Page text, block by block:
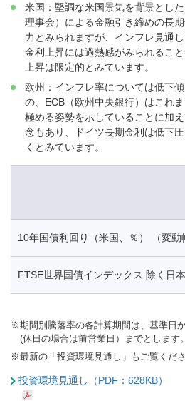
米国：堅調な米国景気を背景とし
理事会）による金融引き締めの長
力とみられますが、インフレ見通
金利上昇には過熱感がみられるこ
上昇は限定的とみています。
欧州：インフレ率については低下
の、ECB（欧州中央銀行）はこれ
極める姿勢を示していることに加
念もあり、ドイツ長期金利は低下
くとみています。
10年国債利回り（米国、％） （変動
FTSE世界国債インデックス 除く日
※期間別騰落率の各計算期間は、基準日
(休日の場合は前営業日）までとします。
※最新の「投資環境見通し」もご覧くださ
投資環境見通し（PDF：628KB）